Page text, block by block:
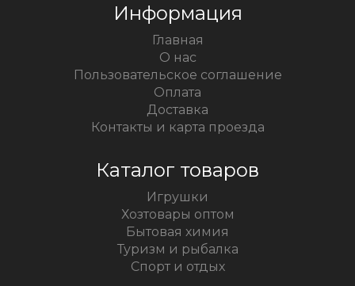
Информация
Главная
О нас
Пользовательское соглашение
Оплата
Доставка
Контакты и карта проезда
Каталог товаров
Игрушки
Хозтовары оптом
Бытовая химия
Туризм и рыбалка
Спорт и отдых